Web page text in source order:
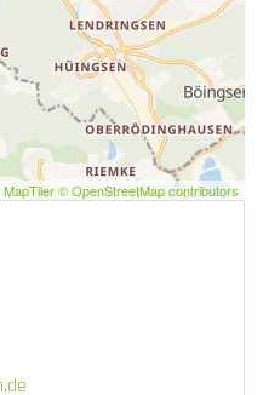
© OpenStreetMap contributors